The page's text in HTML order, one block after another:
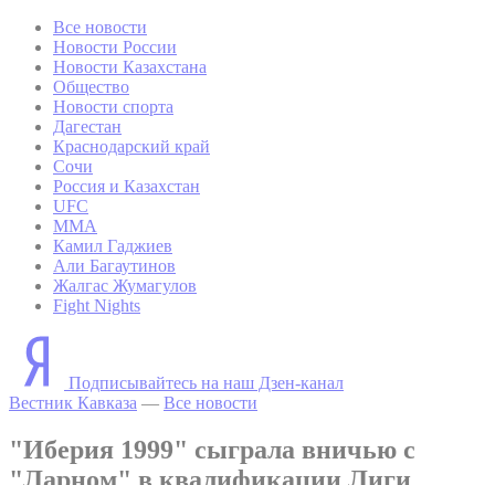
Все новости
Новости России
Новости Казахстана
Общество
Новости спорта
Дагестан
Краснодарский край
Сочи
Россия и Казахстан
UFC
MMA
Камил Гаджиев
Али Багаутинов
Жалгас Жумагулов
Fight Nights
Подписывайтесь на наш Дзен-канал
Вестник Кавказа — Все новости
"Иберия 1999" сыграла вничью с
"Ларном" в квалификации Лиги